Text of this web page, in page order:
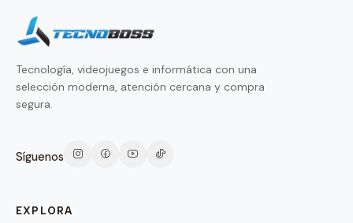
Tecnología, videojuegos e informática con una
selección moderna, atención cercana y compra
segura.
Síguenos
EXPLORA